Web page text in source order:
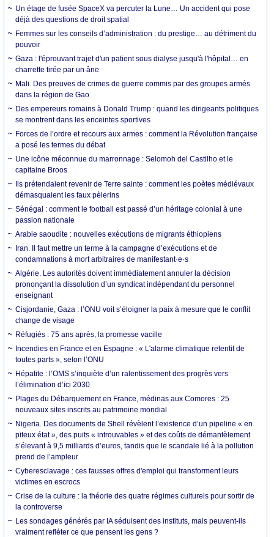
Un étage de fusée SpaceX va percuter la Lune… Un accident qui pose
déjà des questions de droit spatial
Femmes sur les conseils d’administration : du prestige… au détriment du
pouvoir
Gaza : l'éprouvant trajet d'un patient sous dialyse jusqu'à l'hôpital… en
charrette tirée par un âne
Mali. Des preuves de crimes de guerre commis par des groupes armés
dans la région de Gao
Des empereurs romains à Donald Trump : quand les dirigeants politiques
se montrent dans les enceintes sportives
Forces de l’ordre et recours aux armes : comment la Révolution française
a posé les termes du débat
Une icône méconnue du marronnage : Selomoh del Castilho et le
capitaine Broos
Ils prétendaient revenir de Terre sainte : comment les poètes médiévaux
démasquaient les faux pèlerins
Sénégal : comment le football est passé d’un héritage colonial à une
passion nationale
Arabie saoudite : nouvelles exécutions de migrants éthiopiens
Iran. Il faut mettre un terme à la campagne d’exécutions et de
condamnations à mort arbitraires de manifestant·e·s
Algérie. Les autorités doivent immédiatement annuler la décision
prononçant la dissolution d’un syndicat indépendant du personnel
enseignant
Cisjordanie, Gaza : l’ONU voit s’éloigner la paix à mesure que le conflit
change de visage
Réfugiés : 75 ans après, la promesse vacille
Incendies en France et en Espagne : « L'alarme climatique retentit de
toutes parts », selon l’ONU
Hépatite : l’OMS s’inquiète d’un ralentissement des progrès vers
l’élimination d’ici 2030
Plages du Débarquement en France, médinas aux Comores : 25
nouveaux sites inscrits au patrimoine mondial
Nigeria. Des documents de Shell révèlent l’existence d’un pipeline « en
piteux état », des puits « introuvables » et des coûts de démantèlement
s’élevant à 9,5 milliards d’euros, tandis que le scandale lié à la pollution
prend de l’ampleur
Cyberesclavage : ces fausses offres d'emploi qui transforment leurs
victimes en escrocs
Crise de la culture : la théorie des quatre régimes culturels pour sortir de
la controverse
Les sondages générés par IA séduisent des instituts, mais peuvent-ils
vraiment refléter ce que pensent les gens ?